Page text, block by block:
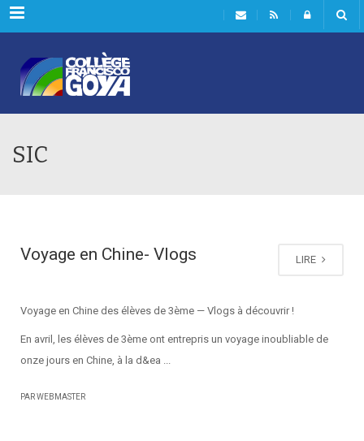
Menu
SIC
LIRE
Voyage en Chine- Vlogs
Voyage en Chine des élèves de 3ème — Vlogs à découvrir !
En avril, les élèves de 3ème ont entrepris un voyage inoubliable de
onze jours en Chine, à la d&ea ...
PAR WEBMASTER